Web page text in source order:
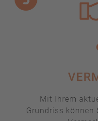
Mit Ihrem
Grundriss können